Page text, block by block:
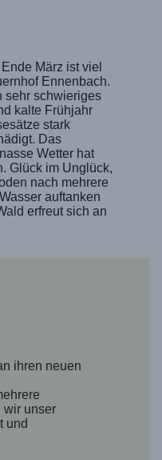
März ist viel
Ennenbach.
sehr schwieriges
kalte Frühjahr
stark
Das
Wetter hat
Glück im Unglück,
nach mehrere
auftanken
erfreut sich an
ihren neuen
wir unser
und